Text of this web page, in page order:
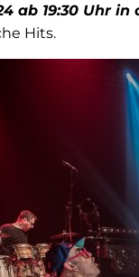
ab 19:30 Uhr
Hits.